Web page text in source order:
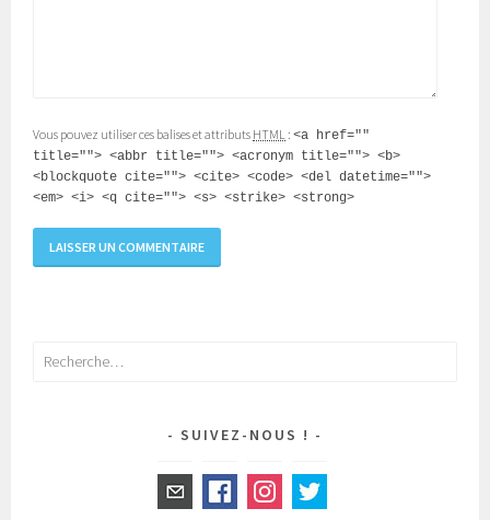
Vous pouvez utiliser ces balises et attributs HTML :<a href=""
title=""> <abbr title=""> <acronym title=""> <b>
<blockquote cite=""> <cite> <code> <del datetime="">
<em> <i> <q cite=""> <s> <strike> <strong>
Rechercher :
SUIVEZ-NOUS !